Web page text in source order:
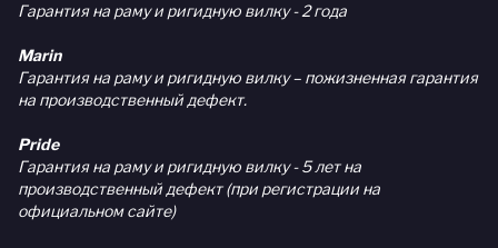
Гарантия на раму и ригидную вилку - 2 года
Marin
Гарантия на раму и ригидную вилку – пожизненная гарантия
на производственный дефект.
Pride
Гарантия на раму и ригидную вилку - 5 лет на
производственный дефект (при регистрации на
официальном сайте)